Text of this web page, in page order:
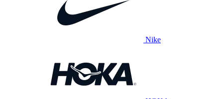
Nike